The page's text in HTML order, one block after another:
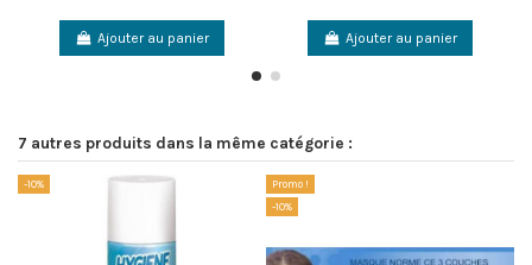
Ajouter au panier Ajouter au panier
7 autres produits dans la même catégorie :
-10%
Promo !
-10%